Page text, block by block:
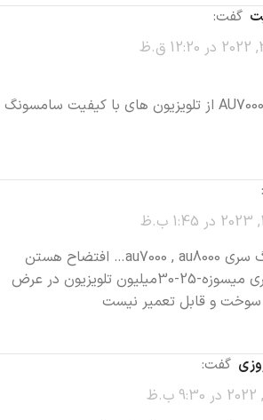
گفت:
بله مدل AU7000 از تلویزیون های با کیفیت سامسونگ
سامسونگ سری au7000 , au8000… افتضاح هستن
پنلش فوری میسوزه-25-30میلیون تلویزیون در عرض
سوخت و قابل تعمیر نیست
گفت: